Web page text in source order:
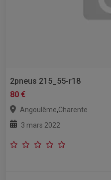
2pneus 215_55-r18
80 €
Angoulême,Charente
3 mars 2022